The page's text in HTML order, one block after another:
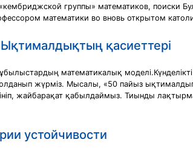
группы» математиков, поиски
математики во вновь открытом
қасиеттері
математикалық
жүрміз. Мысалы, «50 пайыз
жайбарақат қабылдаймыз. Тиынды
устойчивости